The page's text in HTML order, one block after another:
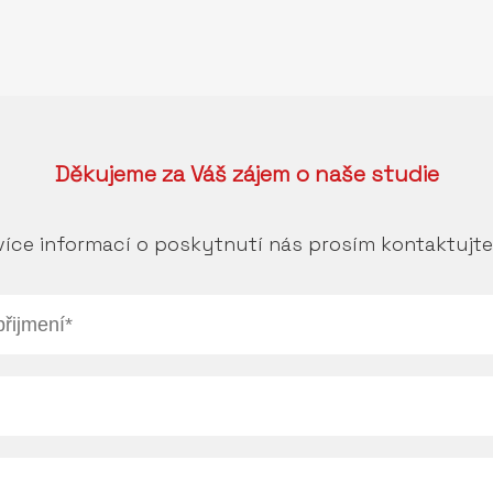
Děkujeme za Váš zájem o naše studie
informací o poskytnutí nás prosím